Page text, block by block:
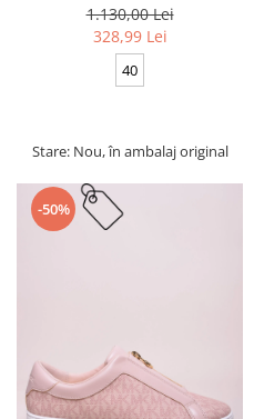
1.130,00 Lei
328,99 Lei
40
Stare: Nou, în ambalaj original
-50%